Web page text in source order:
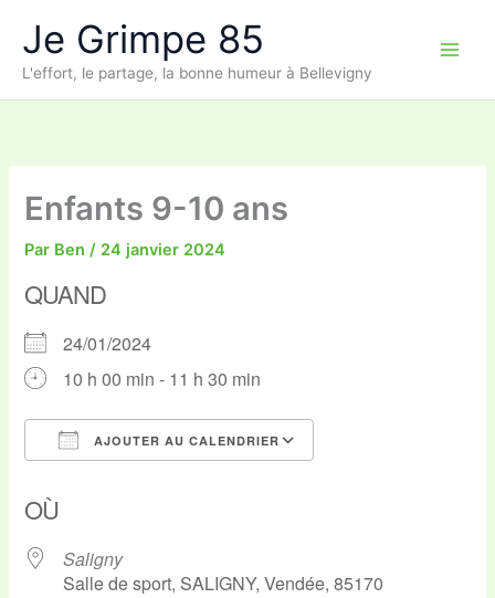
contenu
Je Grimpe 85
L'effort, le partage, la bonne humeur à Bellevigny
Enfants 9-10 ans
Par Ben/ 24 janvier 2024
QUAND
24/01/2024
10 h 00 min - 11 h 30 min
AJOUTER AU CALENDRIER
OÙ
Saligny
Salle de sport, SALIGNY, Vendée, 85170